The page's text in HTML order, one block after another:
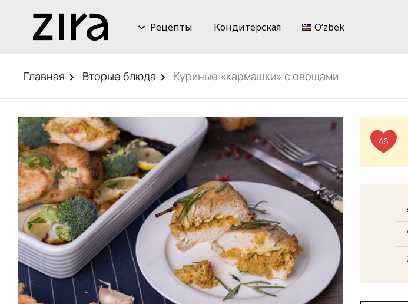
Рецепты Кондитерская Oʻzbek
Главная Вторые блюда Куриные «кармашки» с овощами
46